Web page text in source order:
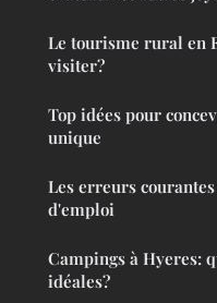
Le tourisme rural en
visiter?
Top idées pour
unique
Les erreurs
d'emploi
Campings à Hyeres:
idéales?